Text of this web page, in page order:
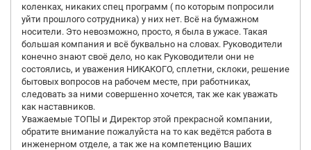
коленках, никаких спец программ ( по которым попросили
уйти прошлого сотрудника) у них нет. Всё на бумажном
носители. Это невозможно, просто, я была в ужасе. Такая
большая компания и всё буквально на словах. Руководители
конечно знают своё дело, но как Руководители они не
состоялись, и уважения НИКАКОГО, сплетни, склоки, решение
бытовых вопросов на рабочем месте, при работниках,
следовать за ними совершенно хочется, так же как уважать
как наставников.
Уважаемые ТОПЫ и Директор этой прекрасной компании,
обратите внимание пожалуйста на то как ведётся работа в
инженерном отделе, а так же на компетенцию Ваших